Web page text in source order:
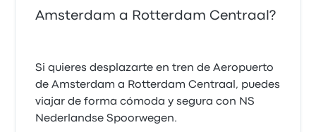
Amsterdam a Rotterdam Centraal?
Si quieres desplazarte en tren de Aeropuerto
de Amsterdam a Rotterdam Centraal, puedes
viajar de forma cómoda y segura con NS
Nederlandse Spoorwegen.